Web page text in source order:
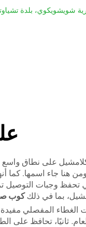
على نطاق واسع في
ومن هنا جاء اسمها.
تحفظ وجبات التوصيل
كوب
المفصلي مفيدة
ثانيًا، تحافظ